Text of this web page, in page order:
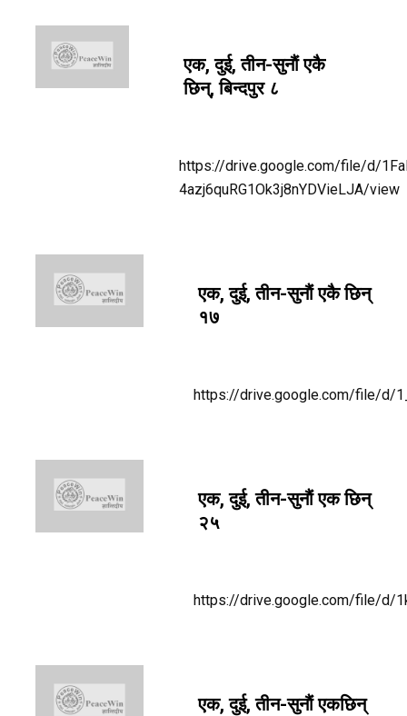
एक, दुई, तीन-सुनाैं एकै
छिन्, बिन्दपुर ८
https://drive.google.com/file/d/
4azj6quRG1Ok3j8nYDVieLJA/view
एक, दुई, तीन-सुनाैं एकै छिन्
१७
https://drive.google.com/file/d/
एक, दुई, तीन-सुनाैं एक छिन्
२५
https://drive.google.com/file/d/
एक, दुई, तीन-सुनाैं एकछिन्